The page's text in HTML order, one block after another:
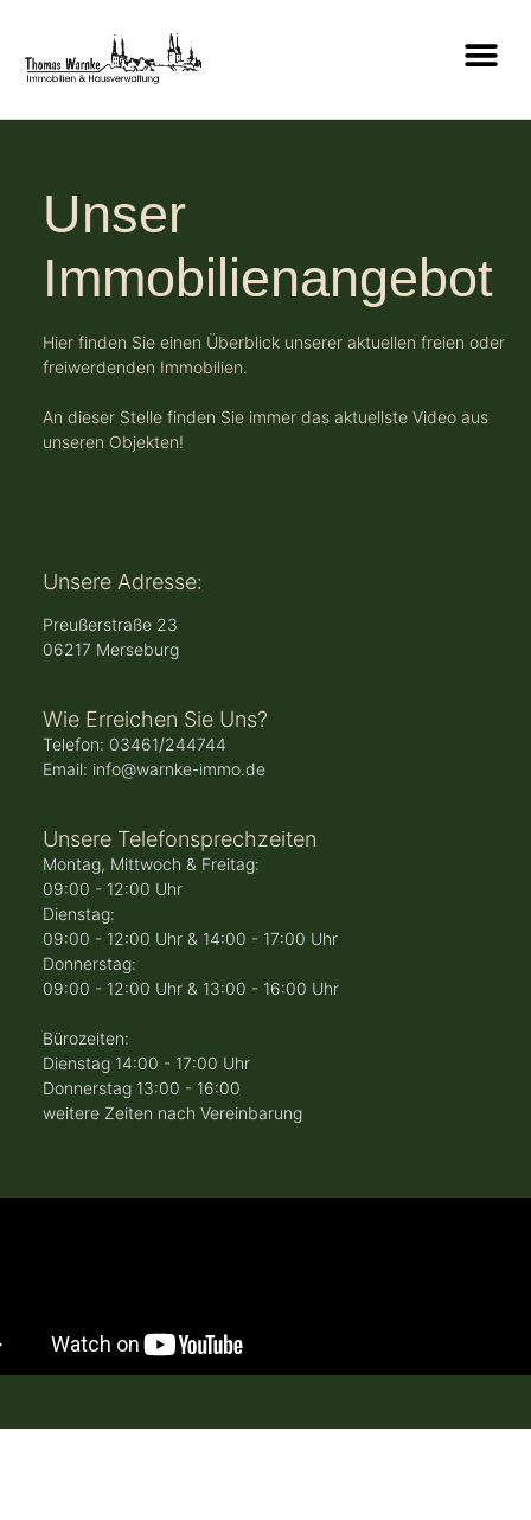
Unser
Immobilienangebot
Hier finden Sie einen Überblick unserer aktuellen freien oder
freiwerdenden Immobilien.
An dieser Stelle finden Sie immer das aktuellste Video aus
unseren Objekten!
Unsere Adresse:
Preußerstraße 23
06217 Merseburg
Wie Erreichen Sie Uns?
Telefon: 03461/244744
Email: info@warnke-immo.de
Unsere Telefonsprechzeiten
Montag, Mittwoch & Freitag:
09:00 - 12:00 Uhr
Dienstag:
09:00 - 12:00 Uhr & 14:00 - 17:00 Uhr
Donnerstag:
09:00 - 12:00 Uhr & 13:00 - 16:00 Uhr
Bürozeiten:
Dienstag 14:00 - 17:00 Uhr
Donnerstag 13:00 - 16:00
weitere Zeiten nach Vereinbarung